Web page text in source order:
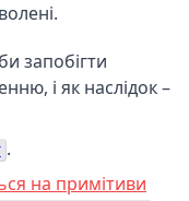
запобігти
і як наслідок –
.
на примітиви